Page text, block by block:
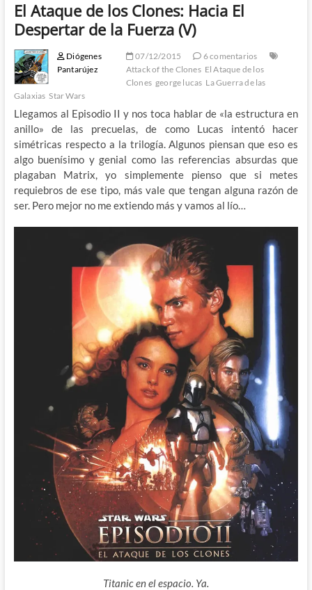
El Ataque de los Clones: Hacia El
Despertar de la Fuerza (V)
Diógenes
Pantarújez
07/12/2015
6 comentarios
Attack of the Clones El Ataque de los
Clones george lucas La Guerra de las
Galaxias Star Wars
Llegamos al Episodio II y nos toca hablar de «la estructura en
anillo» de las precuelas, de como Lucas intentó hacer
simétricas respecto a la trilogía. Algunos piensan que eso es
algo buenísimo y genial como las referencias absurdas que
plagaban Matrix, yo simplemente pienso que si metes
requiebros de ese tipo, más vale que tengan alguna razón de
ser. Pero mejor no me extiendo más y vamos al lío…
Titanic en el espacio. Ya.